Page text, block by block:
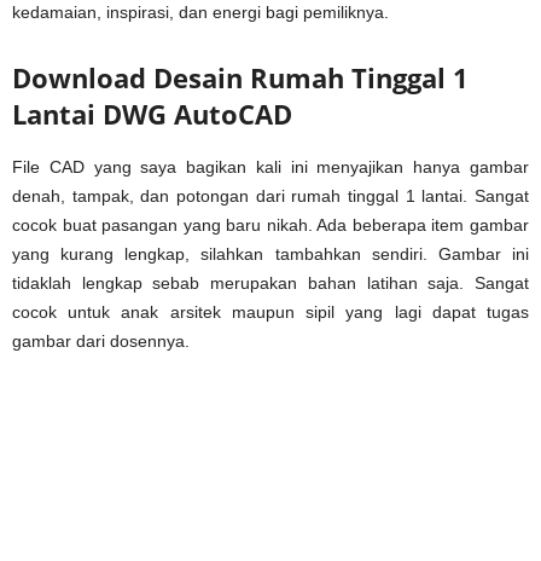
kedamaian, inspirasi, dan energi bagi pemiliknya.
Download Desain Rumah Tinggal 1
Lantai DWG AutoCAD
File CAD yang saya bagikan kali ini menyajikan hanya gambar
denah, tampak, dan potongan dari rumah tinggal 1 lantai. Sangat
cocok buat pasangan yang baru nikah. Ada beberapa item gambar
yang kurang lengkap, silahkan tambahkan sendiri. Gambar ini
tidaklah lengkap sebab merupakan bahan latihan saja. Sangat
cocok untuk anak arsitek maupun sipil yang lagi dapat tugas
gambar dari dosennya.